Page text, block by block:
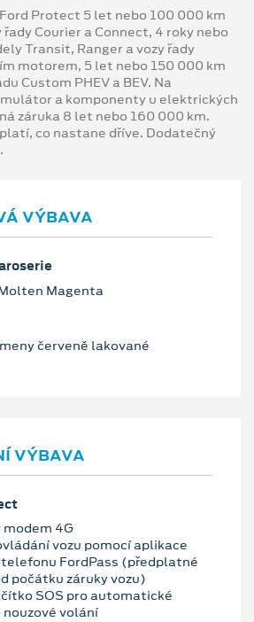
Protect 5 let nebo 100 000 km
řady Courier a Connect, 4 roky nebo
Transit, Ranger a vozy řady
motorem, 5 let nebo 150 000 km
Custom PHEV a BEV. Na
a komponenty u elektrických
záruka 8 let nebo 160 000 km.
co nastane dříve. Dodatečný
VÝBAVA
Magenta
červeně lakované
VÝBAVA
4G
vozu pomocí aplikace
FordPass (předplatné
počátku záruky vozu)
SOS pro automatické
nouzové volání